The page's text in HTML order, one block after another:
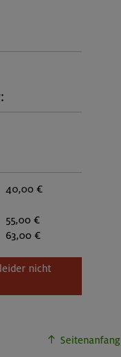
40,00 €
55,00 €
63,00 €
leider nicht
Seitenanfang